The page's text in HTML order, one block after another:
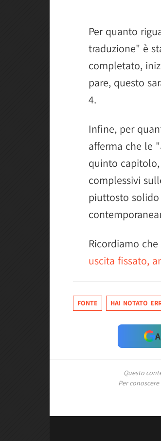
Per quanto
traduzione" è
completato,
pare, questo
4.
Infine, per
afferma che le
quinto
complessivi
piuttosto
Ricordiamo che
uscita fissato,
FONTE HAI NOTATO
Questo
Per